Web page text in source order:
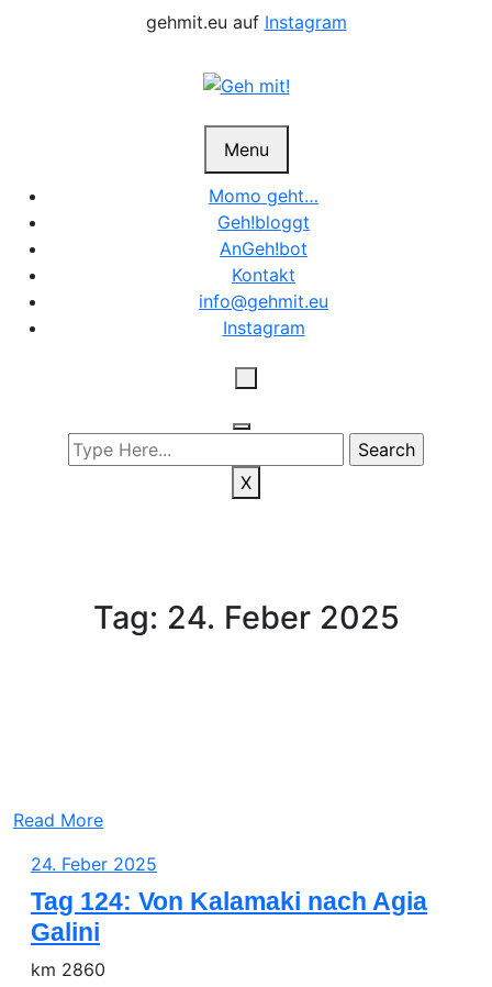
gehmit.eu auf Instagram
Menu
Momo geht…
Geh!bloggt
AnGeh!bot
Kontakt
info@gehmit.eu
Instagram
X
Tag: 24. Feber 2025
Read More
24. Feber 2025
Feber
2025
Tag 124: Von Kalamaki nach Agia
Galini
km 2860